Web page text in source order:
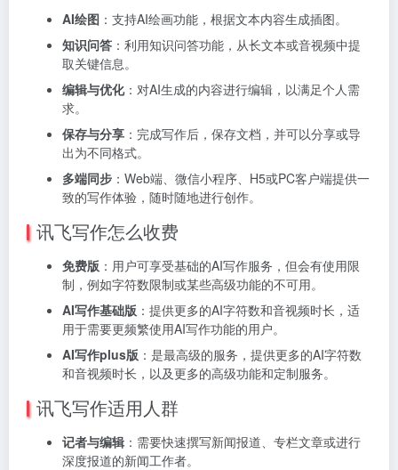
AI绘图 ：支持AI绘画功能，根据文本内容生成插图。
知识问答 ：利用知识问答功能，从长文本或音视频中提
取关键信息。
编辑与优化：对AI生成的内容进行编辑，以满足个人需
求。
保存与分享 ：完成写作后，保存文档，并可以分享或导
出为不同格式。
多端同步 ：Web端、微信小程序、H5或PC客户端提供一
致的写作体验，随时随地进行创作。
讯飞写作怎么收费
免费版 ：用户可享受基础的AI写作服务，但会有使用限
制，例如字符数限制或某些高级功能的不可用。
AI写作基础版 ：提供更多的AI字符数和音视频时长，适
用于需要更频繁使用AI写作功能的用户。
AI写作plus版 ：是最高级的服务，提供更多的AI字符数
和音视频时长，以及更多的高级功能和定制服务。
讯飞写作适用人群
记者与编辑 ：需要快速撰写新闻报道、专栏文章或进行
深度报道的新闻工作者。